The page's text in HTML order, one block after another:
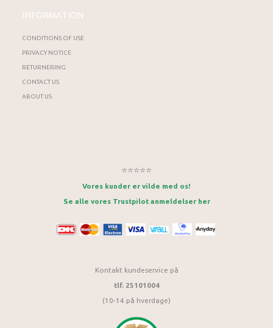
INFORMATION
CONDITIONS OF USE
PRIVACY NOTICE
RETURNERING
CONTACT US
ABOUT US
⭐⭐⭐⭐⭐
Vores kunder er vilde med os!
Se alle vores Trustpilot anmeldelser her
Kontakt kundeservice på
tlf. 25101004
(10-14 på hverdage)